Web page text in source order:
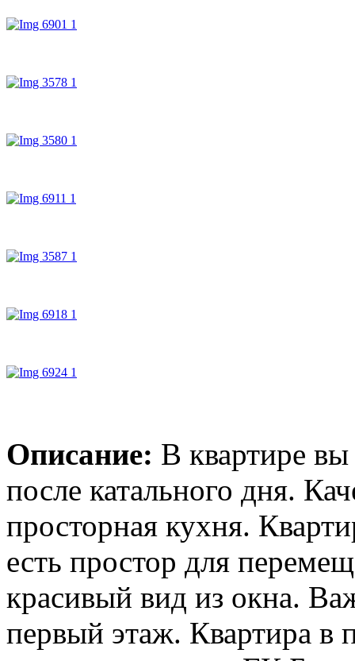
Описание: В квартире
после катального дня.
просторная кухня.
есть простор для
красивый вид из окна.
первый этаж. Квартира в